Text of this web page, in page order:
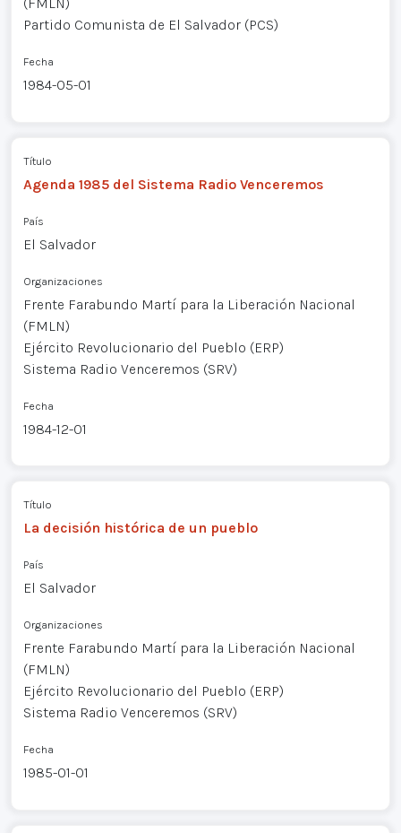
Partido Comunista de El Salvador (PCS)
Fecha
1984-05-01
Título
Agenda 1985 del Sistema Radio Venceremos
País
El Salvador
Organizaciones
Frente Farabundo Martí para la Liberación Nacional
(FMLN)
Ejército Revolucionario del Pueblo (ERP)
Sistema Radio Venceremos (SRV)
Fecha
1984-12-01
Título
La decisión histórica de un pueblo
País
El Salvador
Organizaciones
Frente Farabundo Martí para la Liberación Nacional
(FMLN)
Ejército Revolucionario del Pueblo (ERP)
Sistema Radio Venceremos (SRV)
Fecha
1985-01-01